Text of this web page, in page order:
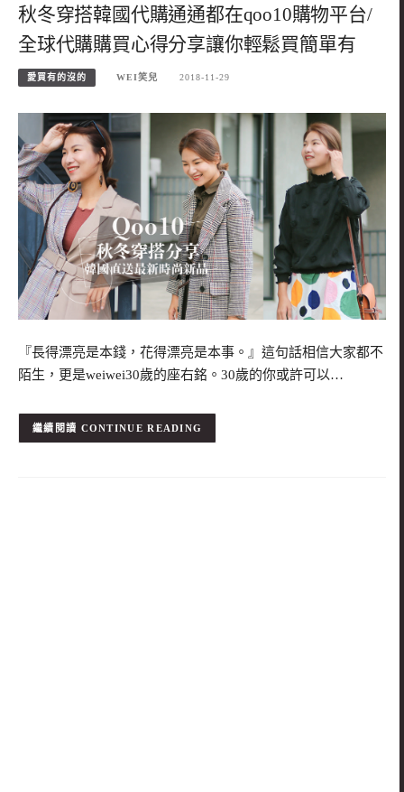
秋冬穿搭韓國代購通通都在qoo10購物平台/
全球代購購買心得分享讓你輕鬆買簡單有
愛買有的沒的 WEI笑兒 2018-11-29
『長得漂亮是本錢，花得漂亮是本事。』這句話相信大家都不
陌生，更是weiwei30歲的座右銘。30歲的你或許可以…
CONTINUE READING